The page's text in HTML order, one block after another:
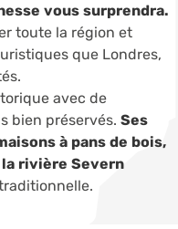
vous surprendra.
toute la région et
que Londres,
avec de
bien préservés. Ses
à pans de bois,
rivière Severn